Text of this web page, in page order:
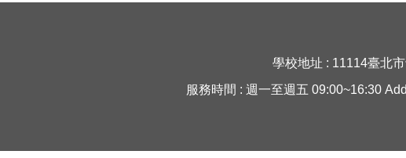
學校地址 : 11114臺北
服務時間 : 週一至週五 09:00~16:30